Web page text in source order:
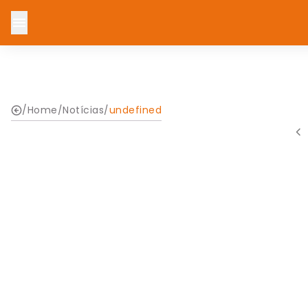
/Home/Notícias/undefined